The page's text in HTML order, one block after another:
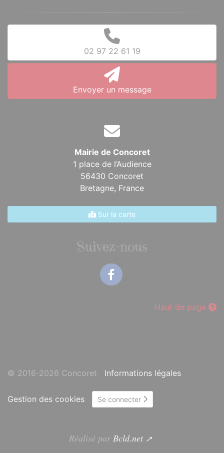
02 97 22 61 19
Envoyer un message
Mairie de Concoret
1 place de l’Audience
56430 Concoret
Bretagne, France
Sur la carte
Suivez-nous
Haut de page
© 2016-2026 Concoret Informations légales
Gestion des cookies Se connecter
Réalisé par Bcld.net